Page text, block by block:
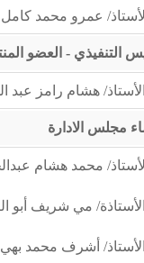
عمرو محمد كامل
التنفيذي - العضو
هشام رامز عبد
مجلس الادارة
محمد هشام
مي شريف أبو
أشرف محمد بهي